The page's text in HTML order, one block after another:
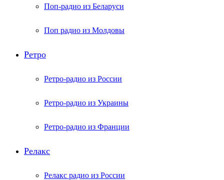
Поп-радио из Беларуси
Поп радио из Молдовы
Ретро
Ретро-радио из России
Ретро-радио из Украины
Ретро-радио из Франции
Релакс
Релакс радио из России